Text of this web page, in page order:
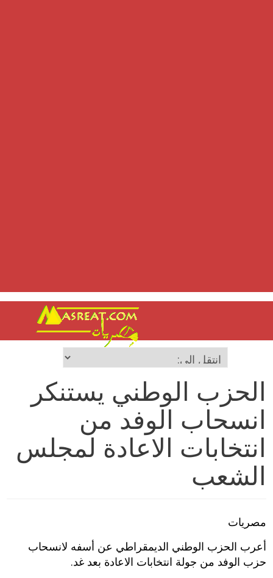
الحزب الوطني يستنكر
انسحاب الوفد من
انتخابات الاعادة لمجلس
الشعب
مصريات
أعرب الحزب الوطني الديمقراطي عن أسفه لانسحاب
حزب الوفد من جولة انتخابات الاعادة بعد غد.